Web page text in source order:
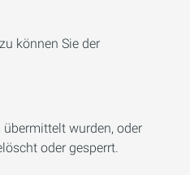
können Sie der
übermittelt wurden, oder
oder gesperrt.